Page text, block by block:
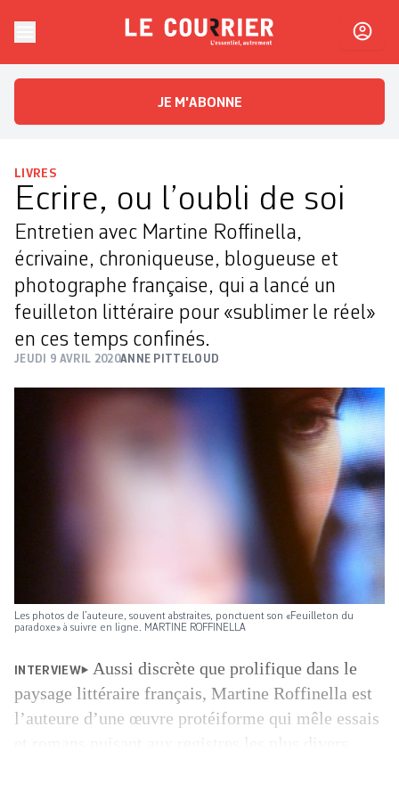
Le CourrierL'essentiel, autrement
JE M'ABONNE
LIVRES
Ecrire, ou l’oubli de soi
Entretien avec Martine Roffinella,
écrivaine, chroniqueuse, blogueuse et
photographe française, qui a lancé un
feuilleton littéraire pour «sublimer le réel»
en ces temps confinés.
JEUDI 9 AVRIL 2020ANNE PITTELOUD
Les photos de l’auteure, souvent abstraites, ponctuent son «Feuilleton du
paradoxe» à suivre en ligne. MARTINE ROFFINELLA
INTERVIEW
Aussi discrète que prolifique dans le
paysage littéraire français, Martine Roffinella est
l’auteure d’une œuvre protéiforme qui mêle essais